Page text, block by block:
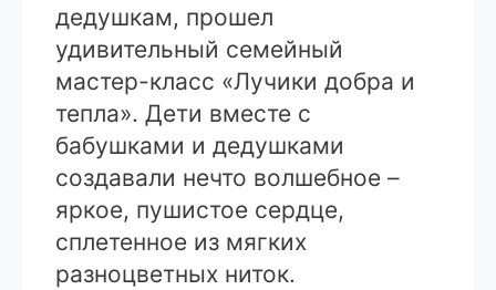
дедушкам, прошел
удивительный семейный
мастер-класс «Лучики добра и
тепла». Дети вместе с
бабушками и дедушками
создавали нечто волшебное –
яркое, пушистое сердце,
сплетенное из мягких
разноцветных ниток.